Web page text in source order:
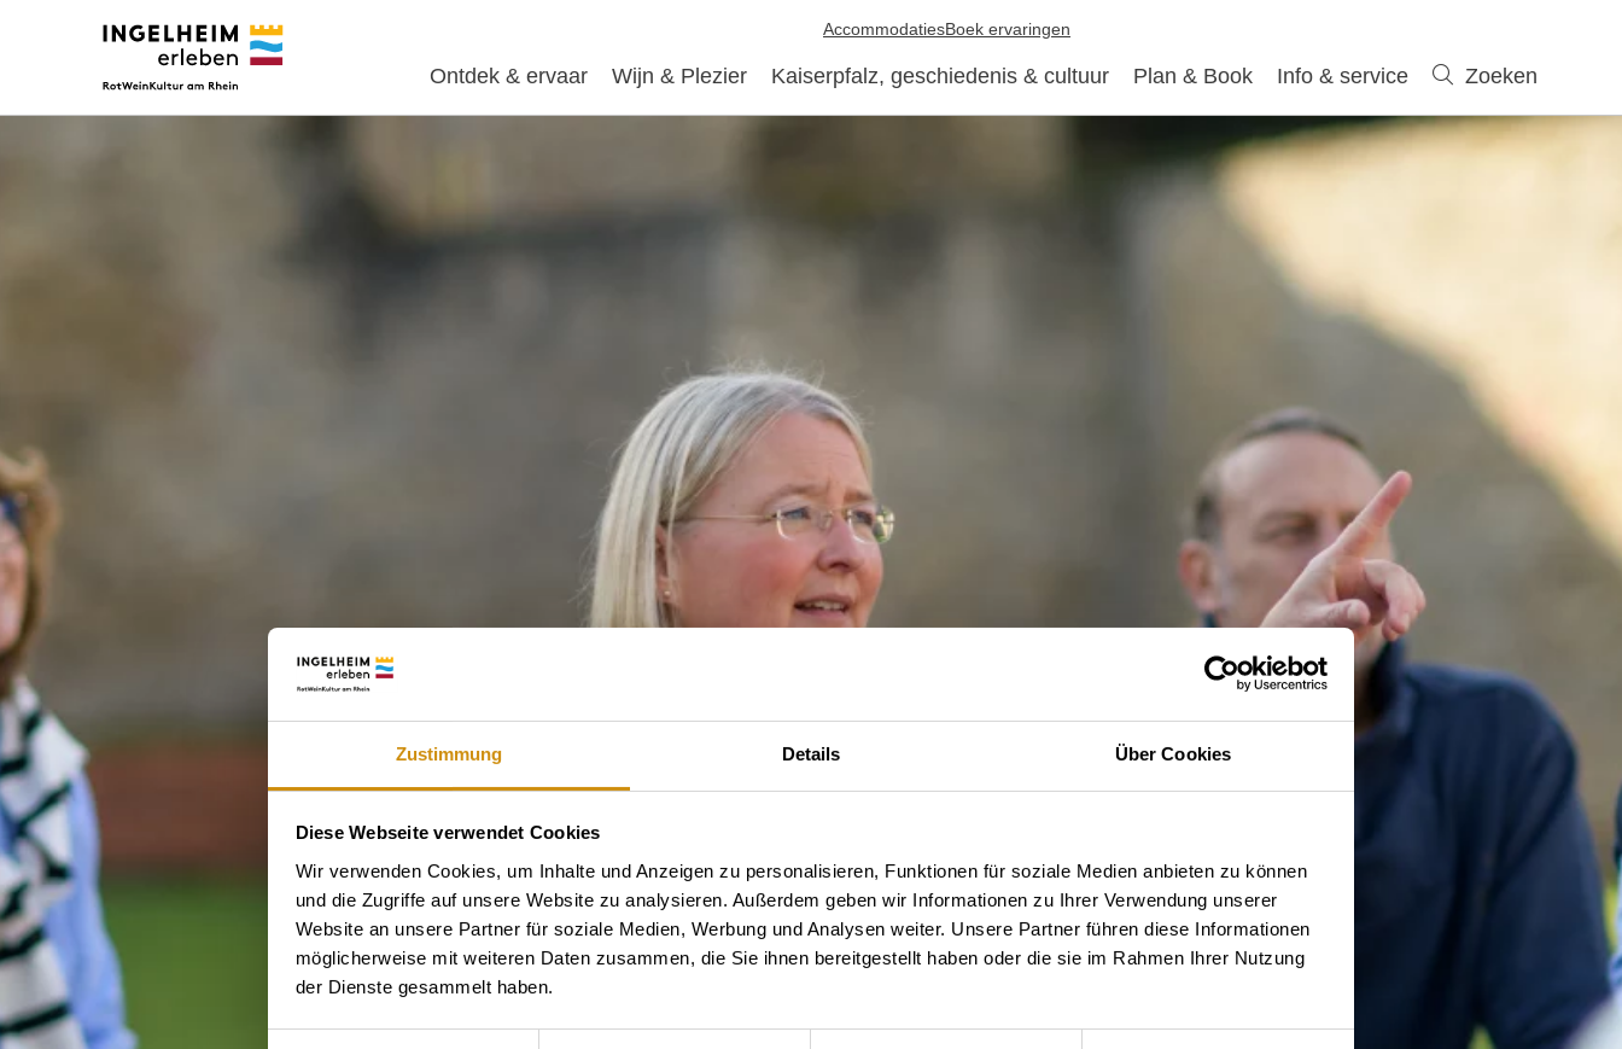
Zustimmung Details Über Cookies
Diese Webseite verwendet Cookies
Wir verwenden Cookies, um Inhalte und Anzeigen zu personalisieren, Funktionen für soziale Medien anbieten zu können
und die Zugriffe auf unsere Website zu analysieren. Außerdem geben wir Informationen zu Ihrer Verwendung unserer
Website an unsere Partner für soziale Medien, Werbung und Analysen weiter. Unsere Partner führen diese Informationen
möglicherweise mit weiteren Daten zusammen, die Sie ihnen bereitgestellt haben oder die sie im Rahmen Ihrer Nutzung
der Dienste gesammelt haben.
Ontdek & ervaar Wijn & Plezier Kaiserpfalz, geschiedenis & cultuur Plan & Book Info & service Zoeken
AccommodatiesBoek ervaringen